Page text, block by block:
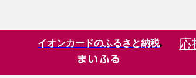
イオンカードのふるさと納税 応